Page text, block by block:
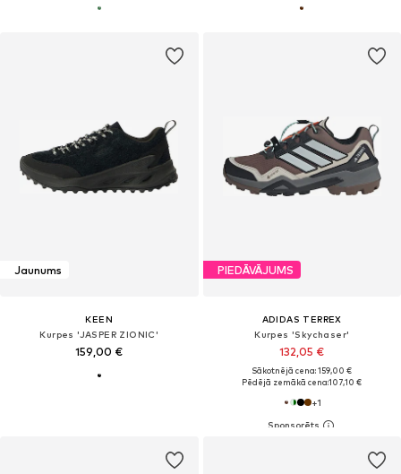
Jaunums
KEEN
Kurpes 'JASPER ZIONIC'
159,00 €
PIEDĀVĀJUMS
ADIDAS TERREX
Kurpes 'Skychaser'
132,05 €
Sākotnējā cena: 159,00 €
Pēdējā zemākā cena:107,10 €
+1